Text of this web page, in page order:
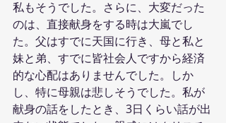
私もそうでした。さらに、大変だった
のは、直接献身をする時は大嵐でし
た。父はすでに天国に行き、母と私と
妹と弟、すでに皆社会人ですから経済
的な心配はありませんでした。しか
し、特に母親は悲しそうでした。私が
献身の話をしたとき、3日くらい話が出